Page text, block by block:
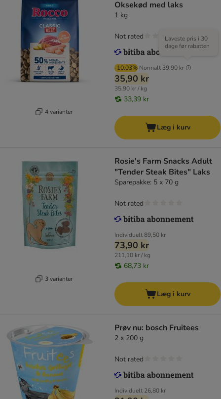
4 varianter
Oksekød med laks
1 kg
-10.03% Normalt39,90 kr
Laveste pris i 30
dage før rabatten
35,90 kr
35,90 kr / kg
33,39 kr
Not rated
Læg i kurv
3 varianter
Rosie's Farm Snacks Adult
"Tender Steak Bites" Laks
Sparepakke: 5 x 70 g
Individuelt89,50 kr
73,90 kr
211,10 kr / kg
68,73 kr
Not rated
Læg i kurv
Prøv nu: bosch Fruitees
2 x 200 g
Individuelt 26,80 kr
Not rated